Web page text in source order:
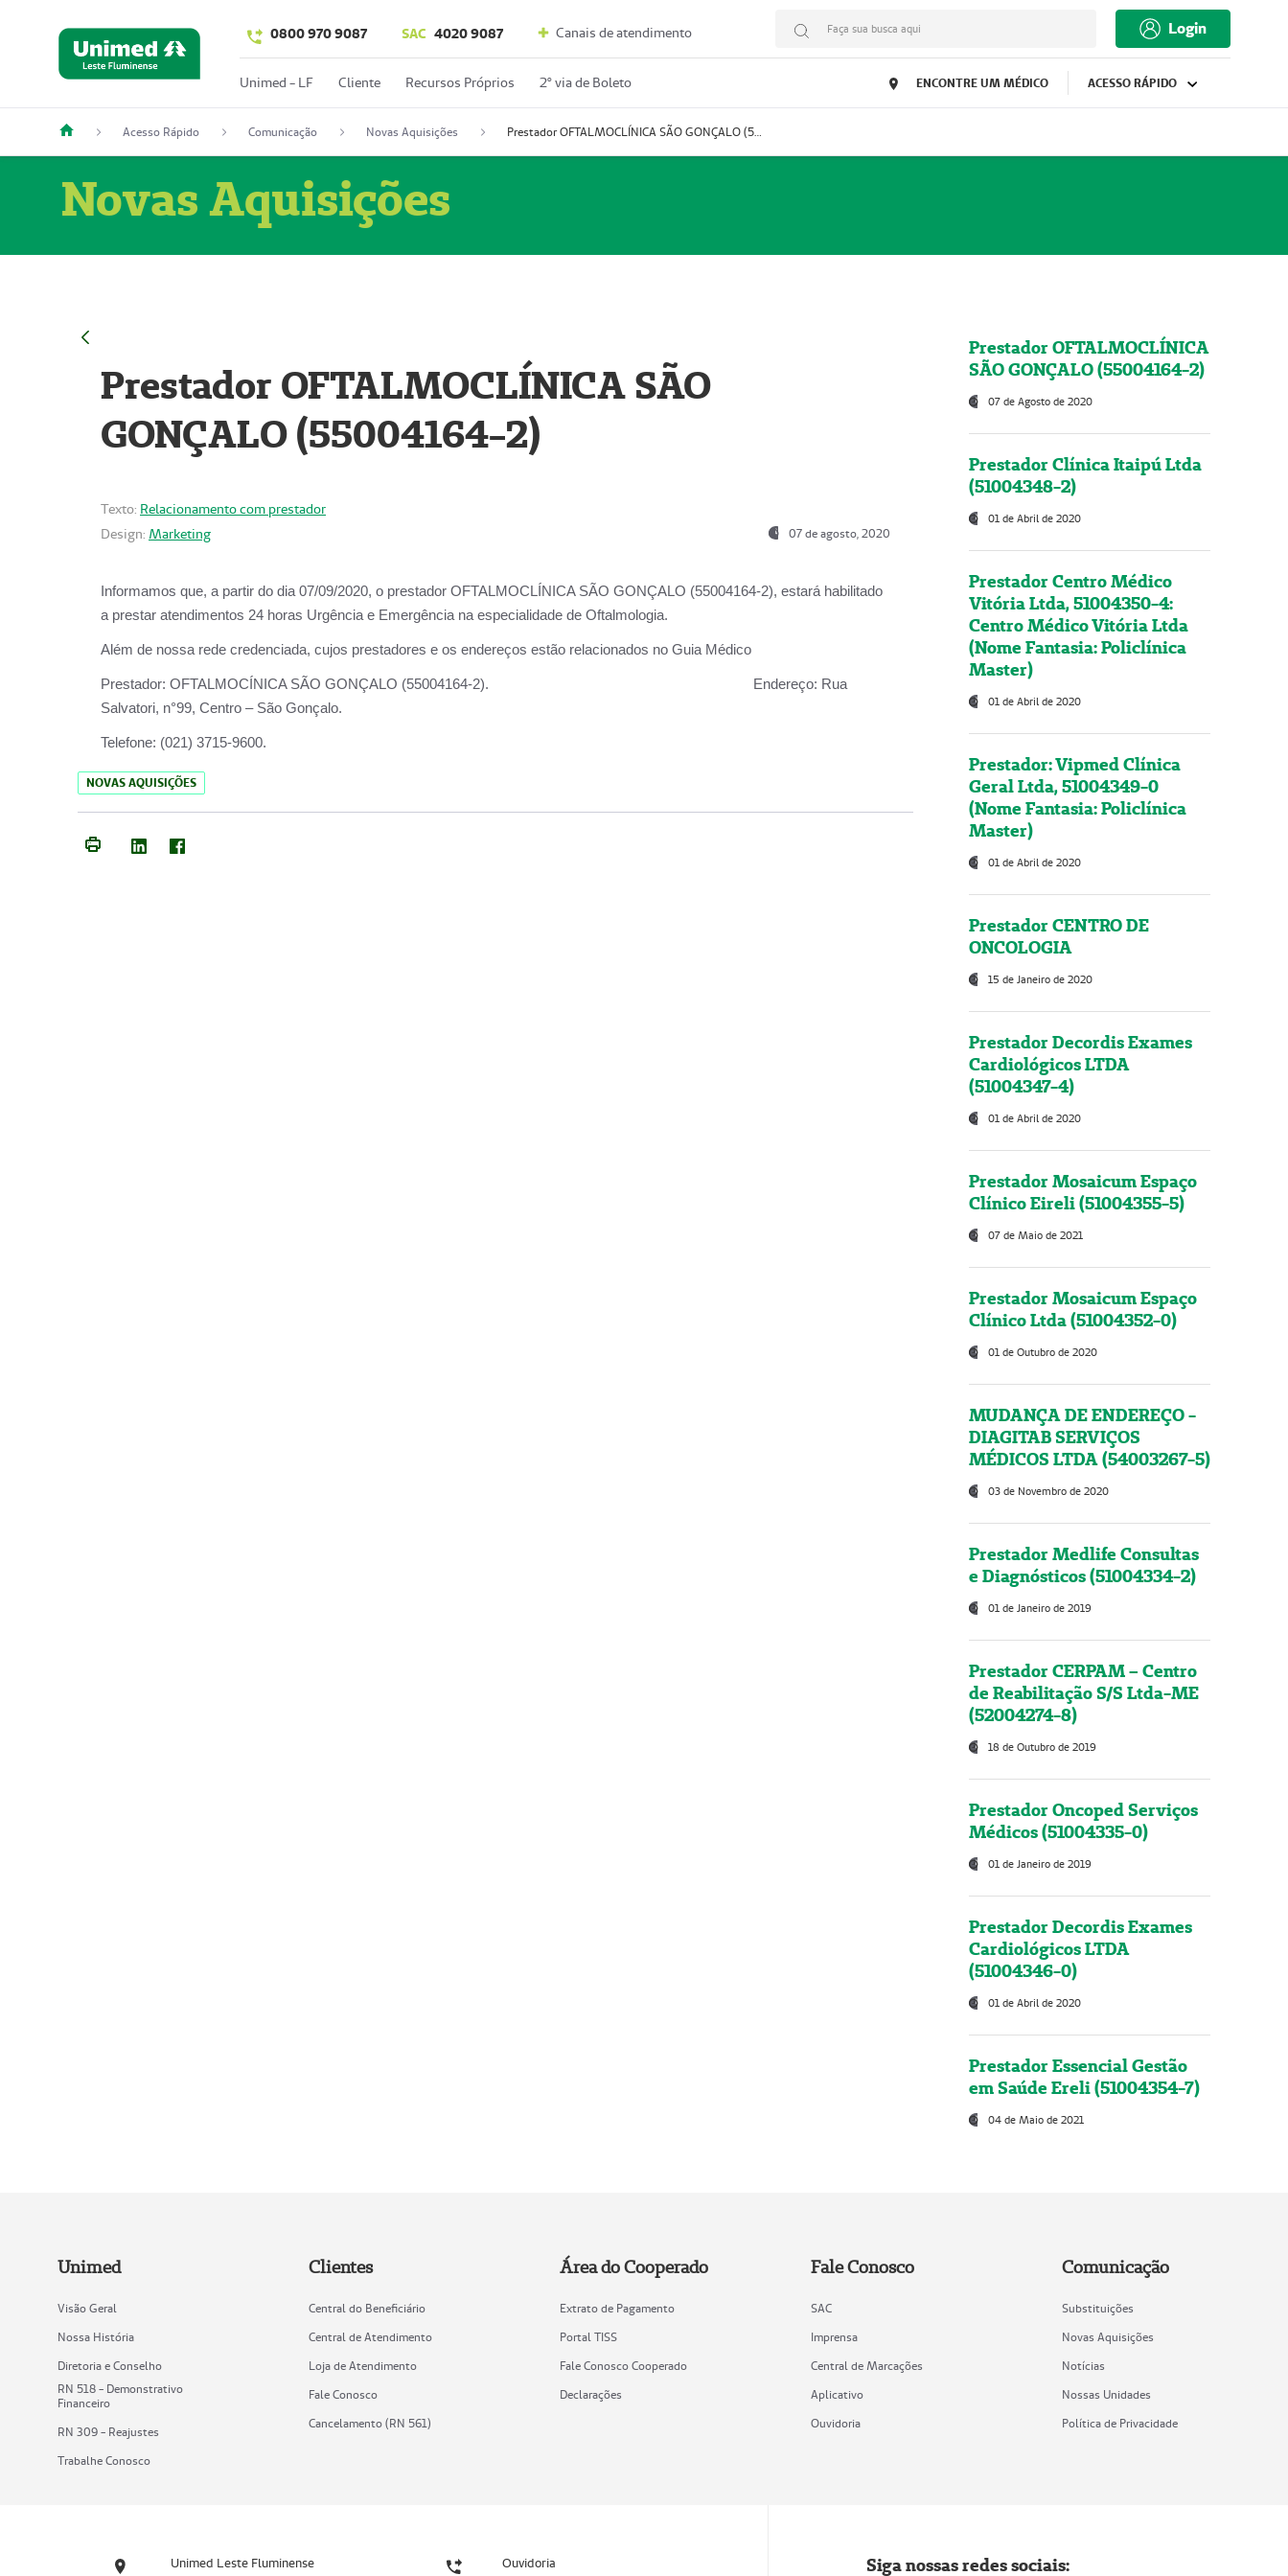
0800 970 9087 SAC 4020 9087 Canais de atendimento Faça sua busca aqui Login
Unimed - LF Cliente Recursos Próprios 2º via de Boleto ENCONTRE UM MÉDICO ACESSO RÁPIDO
Acesso Rápido Comunicação Novas Aquisições Prestador OFTALMOCLÍNICA SÃO GONÇALO (55004164-2)
Novas Aquisições
Prestador OFTALMOCLÍNICA SÃO
GONÇALO (55004164-2)
Texto: Relacionamento com prestador
Design: Marketing 07 de agosto, 2020
Informamos que, a partir do dia 07/09/2020, o prestador OFTALMOCLÍNICA SÃO GONÇALO (55004164-2), estará habilitado
a prestar atendimentos 24 horas Urgência e Emergência na especialidade de Oftalmologia.
Além de nossa rede credenciada, cujos prestadores e os endereços estão relacionados no Guia Médico
Prestador: OFTALMOCÍNICA SÃO GONÇALO (55004164-2). Endereço: Rua
Salvatori, n°99, Centro – São Gonçalo.
Telefone: (021) 3715-9600.
NOVAS AQUISIÇÕES
Prestador OFTALMOCLÍNICA
SÃO GONÇALO (55004164-2)
07 de Agosto de 2020
Prestador Clínica Itaipú Ltda
(51004348-2)
01 de Abril de 2020
Prestador Centro Médico
Vitória Ltda, 51004350-4:
Centro Médico Vitória Ltda
(Nome Fantasia: Policlínica
Master)
01 de Abril de 2020
Prestador: Vipmed Clínica
Geral Ltda, 51004349-0
(Nome Fantasia: Policlínica
Master)
01 de Abril de 2020
Prestador CENTRO DE
ONCOLOGIA
15 de Janeiro de 2020
Prestador Decordis Exames
Cardiológicos LTDA
(51004347-4)
01 de Abril de 2020
Prestador Mosaicum Espaço
Clínico Eireli (51004355-5)
07 de Maio de 2021
Prestador Mosaicum Espaço
Clínico Ltda (51004352-0)
01 de Outubro de 2020
MUDANÇA DE ENDEREÇO -
DIAGITAB SERVIÇOS
MÉDICOS LTDA (54003267-5)
03 de Novembro de 2020
Prestador Medlife Consultas
e Diagnósticos (51004334-2)
01 de Janeiro de 2019
Prestador CERPAM – Centro
de Reabilitação S/S Ltda-ME
(52004274-8)
18 de Outubro de 2019
Prestador Oncoped Serviços
Médicos (51004335-0)
01 de Janeiro de 2019
Prestador Decordis Exames
Cardiológicos LTDA
(51004346-0)
01 de Abril de 2020
Prestador Essencial Gestão
em Saúde Ereli (51004354-7)
04 de Maio de 2021
Unimed
Visão Geral
Nossa História
Diretoria e Conselho
RN 518 - Demonstrativo
Financeiro
RN 309 - Reajustes
Trabalhe Conosco
Clientes
Central do Beneficiário
Central de Atendimento
Loja de Atendimento
Fale Conosco
Cancelamento (RN 561)
Área do Cooperado
Extrato de Pagamento
Portal TISS
Fale Conosco Cooperado
Declarações
Fale Conosco
SAC
Imprensa
Central de Marcações
Aplicativo
Ouvidoria
Comunicação
Substituições
Novas Aquisições
Notícias
Nossas Unidades
Política de Privacidade
Unimed Leste Fluminense Ouvidoria Siga nossas redes sociais: